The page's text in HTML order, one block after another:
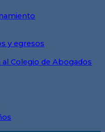
y egresos
Colegio de Abogados